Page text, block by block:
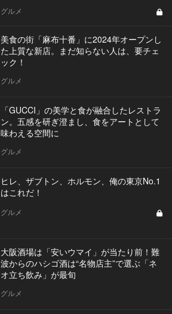
グルメ
美食の街「麻布十番」に2024年オープンし
た上質な新店。まだ知らない人は、要チェ
ック！
グルメ
「GUCCI」の美学と食が融合したレストラ
ン。五感を研ぎ澄まし、食をアートとして
味わえる空間に
グルメ
ヒレ、ザブトン、ホルモン、俺の東京No.1
はこれだ！
グルメ
大阪酒場は「安いウマイ」が当たり前！難
波からのハシゴ酒は“名物店主”で選ぶ「ネ
オ立ち飲み」が最旬
グルメ